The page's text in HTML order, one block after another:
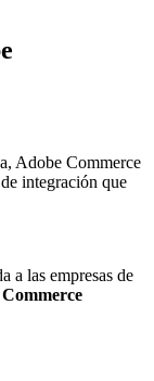
Adobe Commerce
integración que
a las empresas de